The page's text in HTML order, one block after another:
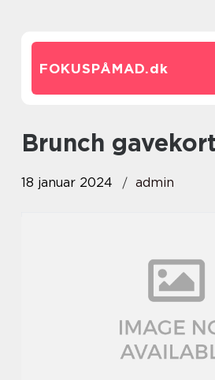
FOKUSPÅMAD.dk
brunch gavekort
18 januar 2024 admin